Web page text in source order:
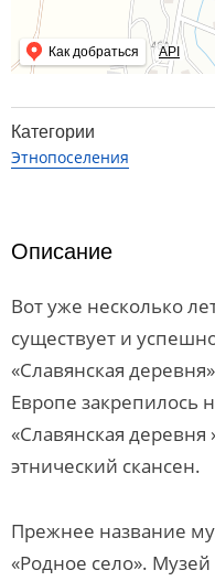
Как добраться API
Категории
Этнопоселения
Описание
Вот уже несколько
существует и
«Славянская
Европе закрепилось
«Славянская
этнический скансен.
Прежнее название
«Родное село».